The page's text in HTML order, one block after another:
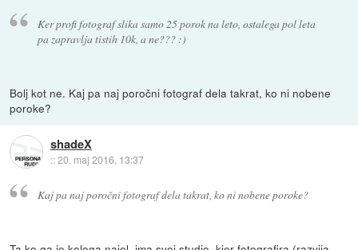
Ker profi fotograf slika samo 25 porok na leto, ostalega pol leta
pa zapravlja tistih 10k, a ne??? :)
Bolj kot ne. Kaj pa naj poročni fotograf dela takrat, ko ni nobene
poroke?
shadeX
::20. maj 2016, 13:37
Kaj pa naj poročni fotograf dela takrat, ko ni nobene poroke?